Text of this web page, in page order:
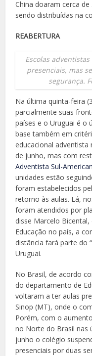
China doaram cerca
sendo distribuídas na
REABERTURA
Escolas
presenciais, mas
segurança.
Na última quinta-feira
parcialmente suas
países e o Uruguai é o
base também em
educacional
de junho, mas com
Adventista Sul-
unidades estão
foram estabelecidos
retorno às aulas. Lá,
foram atendidos por
disse Marcelo
Educação no país, a
distância fará parte do
Uruguai.
No Brasil, de acordo
do departamento de
voltaram a ter aulas
Sinop (MT), onde o
Porém, com o
no Norte do Brasil nas
junho o colégio
presenciais por duas